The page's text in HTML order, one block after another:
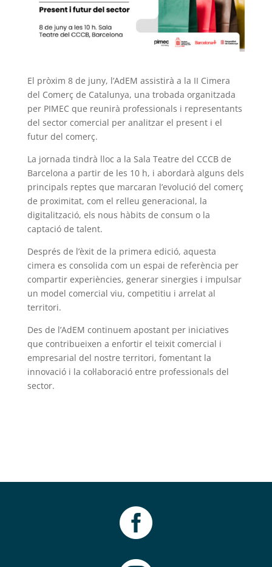
El pròxim 8 de juny, l’AdEM assistirà a la II Cimera
del Comerç de Catalunya, una trobada organitzada
per PIMEC que reunirà professionals i representants
del sector comercial per analitzar el present i el
futur del comerç.
La jornada tindrà lloc a la Sala Teatre del CCCBde
Barcelona a partir de les 10 h, i abordarà alguns dels
principals reptes que marcaran l’evolució del comerç
de proximitat, com el relleu generacional, la
digitalització, els nous hàbits de consum o la
captació de talent.
Després de l’èxit de la primera edició, aquesta
cimera es consolida com un espai de referència per
compartir experiències, generar sinergies i impulsar
un model comercial viu, competitiu i arrelat al
territori.
Des de l’AdEM continuem apostant per iniciatives
que contribueixen a enfortir el teixit comercial i
empresarial del nostre territori, fomentant la
innovació i la col·laboració entre professionals del
sector.
